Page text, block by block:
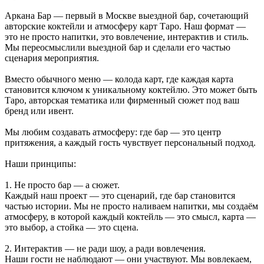
Аркана Бар — первый в Москве выездной бар, сочетающий
авторские коктейли и атмосферу карт Таро. Наш формат —
это не просто напитки, это вовлечение, интерактив и стиль.
Мы переосмыслили выездной бар и сделали его частью
сценария мероприятия.
Вместо обычного меню — колода карт, где каждая карта
становится ключом к уникальному коктейлю. Это может быть
Таро, авторская тематика или фирменный сюжет под ваш
бренд или ивент.
Мы любим создавать атмосферу: где бар — это центр
притяжения, а каждый гость чувствует персональный подход.
Наши принципы:
1. Не просто бар — а сюжет.
Каждый наш проект — это сценарий, где бар становится
частью истории. Мы не просто наливаем напитки, мы создаём
атмосферу, в которой каждый коктейль — это смысл, карта —
это выбор, а стойка — это сцена.
2. Интерактив — не ради шоу, а ради вовлечения.
Наши гости не наблюдают — они участвуют. Мы вовлекаем,